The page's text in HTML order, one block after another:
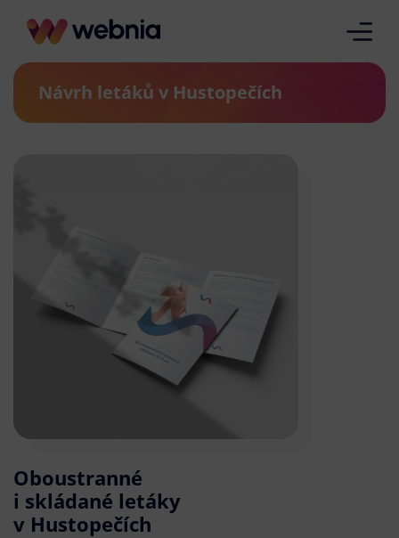
Návrh letáků v Hustopečích
Oboustranné
i skládané letáky
v Hustopečích